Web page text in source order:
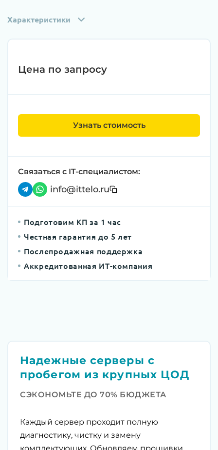
Характеристики
Цена по запросу
Узнать стоимость
Связаться с IT-специалистом:
info@ittelo.ru
Подготовим КП за 1 час
Честная гарантия до 5 лет
Послепродажная поддержка
Аккредитованная ИТ-компания
Надежные серверы с
пробегом из крупных ЦОД
СЭКОНОМЬТЕ ДО 70% БЮДЖЕТА
Каждый сервер проходит полную
диагностику, чистку и замену